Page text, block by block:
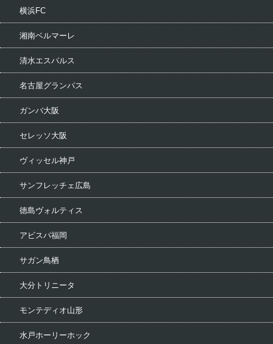
横浜FC
湘南ベルマーレ
清水エスパルス
名古屋グランパス
ガンバ大阪
セレッソ大阪
ヴィッセル神戸
サンフレッチェ広島
徳島ヴォルティス
アビスパ福岡
サガン鳥栖
大分トリニータ
モンテディオ山形
水戸ホーリーホック